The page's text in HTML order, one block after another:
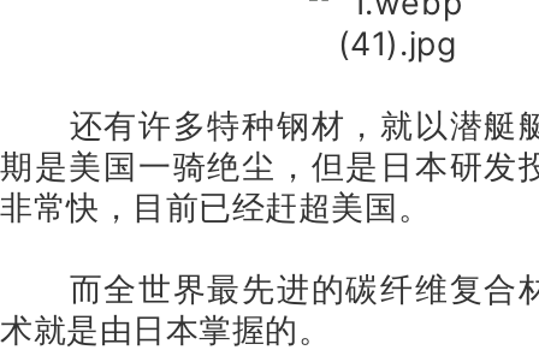
还有许多特种钢材，就以潜艇
期是美国一骑绝尘，但是日本研发
非常快，目前已经赶超美国。
而全世界最先进的碳纤维复合
术就是由日本掌握的。